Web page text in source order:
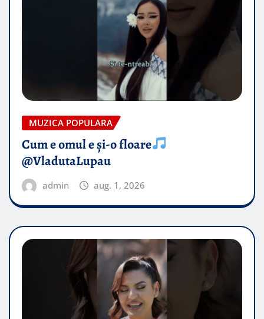
MUZICA POPULARA
Cum e omul e și-o floare
@VladutaLupau
admin aug. 1, 2026